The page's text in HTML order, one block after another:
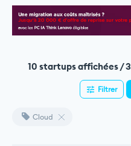
10 startups affichées /
Filtrer
Cloud